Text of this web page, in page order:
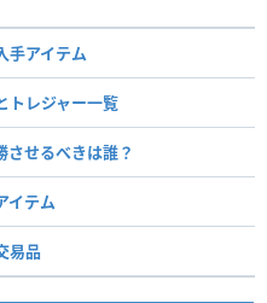
手アイテム
トレジャー一覧
させるべきは誰？
イテム
易品